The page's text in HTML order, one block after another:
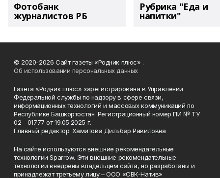
Фотобанк
журналистов РБ
Рубрика "Еда и
напитки"
© 2020-2026 Сайт газеты «Родник плюс» .
Об использовании персональных данных
Газета «Родник плюс» зарегистрирована в Управлении
Федеральной службы по надзору в сфере связи,
информационных технологий и массовых коммуникаций по
Республике Башкортостан. Регистрационный номер ПИ № ТУ
02 - 01777 от 19.05.2025 г.
Главный редактор: Хамитова Дильбар Равиловна
На сайте используются внешние рекомендательные
технологии Sparrow. Эти внешние рекомендательные
технологии внедрены владельцем сайта, но разработаны и
принадлежат третьему лицу – ООО «СВК-Натив»